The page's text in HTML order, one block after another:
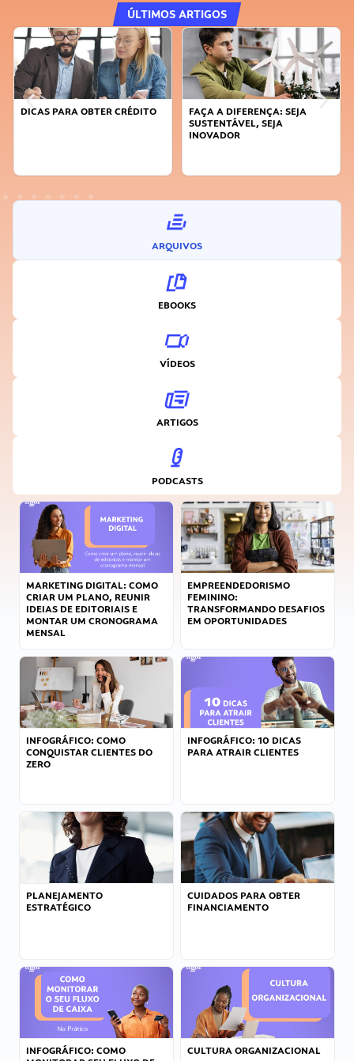
ÚLTIMOS ARTIGOS
DICAS PARA OBTER CRÉDITO
FAÇA A DIFERENÇA: SEJA
SUSTENTÁVEL, SEJA
INOVADOR
ARQUIVOS
EBOOKS
VÍDEOS
ARTIGOS
PODCASTS
MARKETING DIGITAL: COMO
CRIAR UM PLANO, REUNIR
IDEIAS DE EDITORIAIS E
MONTAR UM CRONOGRAMA
MENSAL
EMPREENDEDORISMO
FEMININO:
TRANSFORMANDO DESAFIOS
EM OPORTUNIDADES
INFOGRÁFICO: COMO
CONQUISTAR CLIENTES DO
ZERO
INFOGRÁFICO: 10 DICAS
PARA ATRAIR CLIENTES
PLANEJAMENTO
ESTRATÉGICO
CUIDADOS PARA OBTER
FINANCIAMENTO
INFOGRÁFICO: COMO
CULTURA ORGANIZACIONAL